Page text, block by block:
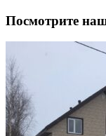
Посмотрите